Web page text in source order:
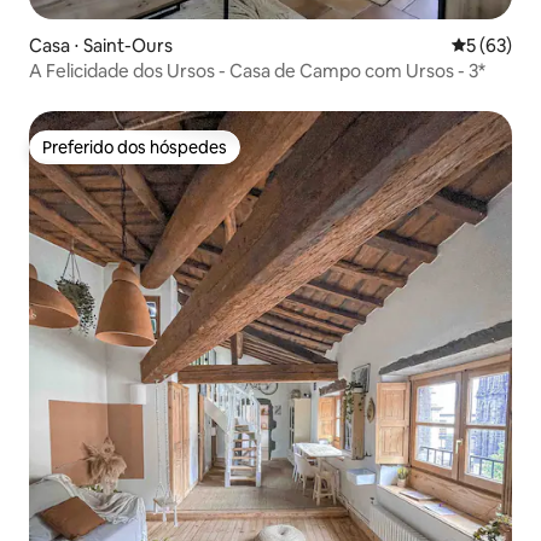
Casa ⋅ Saint-Ours 5 de uma
5 (63)
A Felicidade dos Ursos - Casa de Campo com Ursos - 3*
Preferido dos hóspedes
Preferido dos hóspedes